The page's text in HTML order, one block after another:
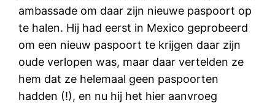
ambassade om daar zijn nieuwe paspoort op
te halen. Hij had eerst in Mexico geprobeerd
om een nieuw paspoort te krijgen daar zijn
oude verlopen was, maar daar vertelden ze
hem dat ze helemaal geen paspoorten
hadden (!), en nu hij het hier aanvroeg